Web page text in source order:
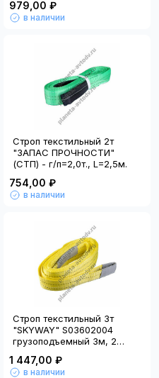
979,00 ₽
в наличии
Строп текстильный 2т
"ЗАПАС ПРОЧНОСТИ"
(СТП) - г/п=2,0т., L=2,5м.
754,00 ₽
в наличии
Строп текстильный 3т
"SKYWAY" S03602004
грузоподъемный 3м, 2
1 447,00 ₽
в наличии